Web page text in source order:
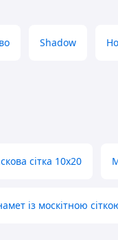
Shadow
сітка 10х20
із москітною